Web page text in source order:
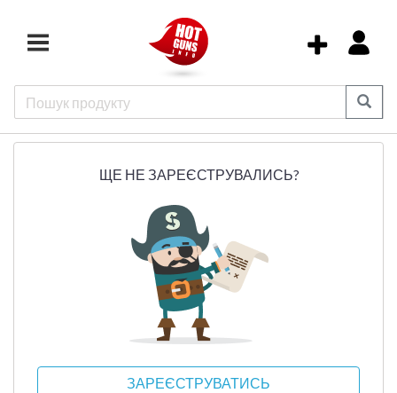
ЩЕ НЕ ЗАРЕЄСТРУВАЛИСЬ?
ЗАРЕЄСТРУВАТИСЬ